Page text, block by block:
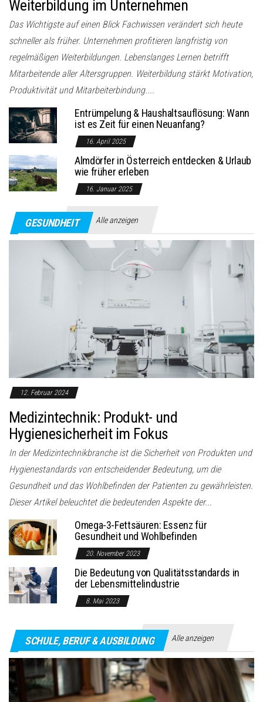
Weiterbildung im Unternehmen
Das Wichtigste auf einen Blick Fachwissen verändert sich heute
schneller als früher. Unternehmen profitieren langfristig von
regelmäßigen Weiterbildungen. Lebenslanges Lernen betrifft
Mitarbeitende aller Altersgruppen. Weiterbildung stärkt Motivation,
Produktivität und Mitarbeiterbindung....
Entrümpelung & Haushaltsauflösung: Wann
ist es Zeit für einen Neuanfang?
16. April 2025
Almdörfer in Österreich entdecken & Urlaub
wie früher erleben
16. Januar 2025
GESUNDHEIT Alle anzeigen
12. Februar 2024
Medizintechnik: Produkt- und
Hygienesicherheit im Fokus
In der Medizintechnikbranche ist die Sicherheit von Produkten und
Hygienestandards von entscheidender Bedeutung, um die
Gesundheit und das Wohlbefinden der Patienten zu gewährleisten.
Dieser Artikel beleuchtet die bedeutenden Aspekte der...
Omega-3-Fettsäuren: Essenz für
Gesundheit und Wohlbefinden
20. November 2023
Die Bedeutung von Qualitätsstandards in
der Lebensmittelindustrie
8. Mai 2023
SCHULE, BERUF & AUSBILDUNG Alle anzeigen